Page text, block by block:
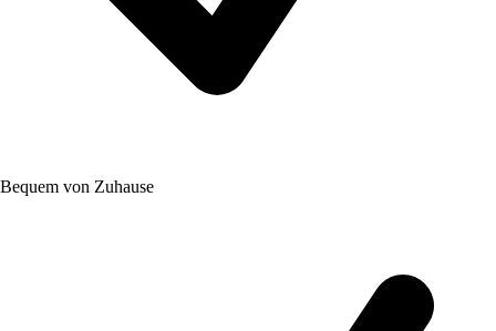
Bequem von Zuhause